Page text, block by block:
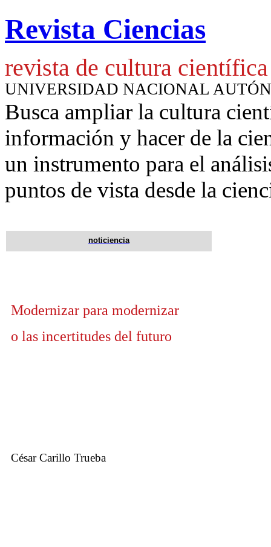
Revista Ciencias
revista de cultura científica
UNIVERSIDAD NACIONAL
Busca ampliar la cultura
información y hacer de la
un instrumento para el
puntos de vista desde la
noticiencia
Modernizar para modernizar
o las incertitudes del futuro
César Carillo Trueba